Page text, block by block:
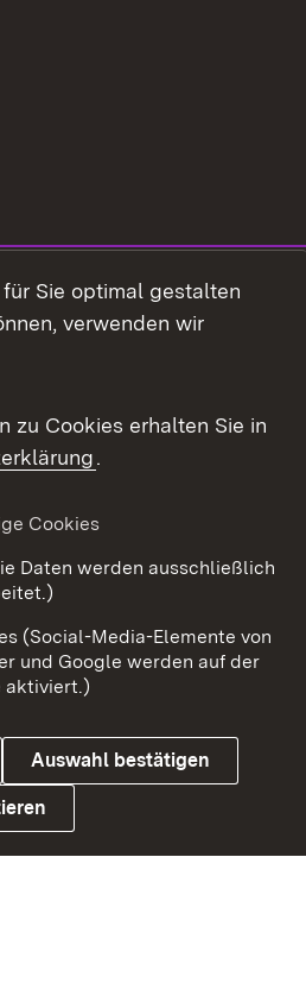
Barrierefreiheit
Cookies
Sie optimal gestalten
verwenden wir
zu Cookies erhalten Sie in
.
Cookies
Daten werden ausschließlich
(Social-Media-Elemente von
und Google werden auf der
aktiviert.)
Auswahl bestätigen